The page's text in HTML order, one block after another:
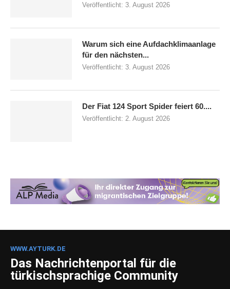
Veröffentlicht: 3. August 2026
Warum sich eine Aufdachklimaanlage
für den nächsten...
Veröffentlicht: 3. August 2026
Der Fiat 124 Sport Spider feiert 60....
Veröffentlicht: 2. August 2026
WWW.AYTURK.DE
Das Nachrichtenportal für die
türkischsprachige Community